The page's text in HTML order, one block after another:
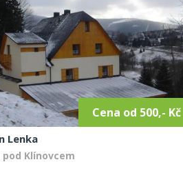
možnosti:
lyžařský areál - Ski areál Plešivec
km vzdálené lyžařské středisko Pernink
běžkaře okolní obce upravují přibližně 80
běžeckých stop protínající nejhezčí kouty
hor.
Cena od 500,- Kč
Lenka
pod Klínovcem